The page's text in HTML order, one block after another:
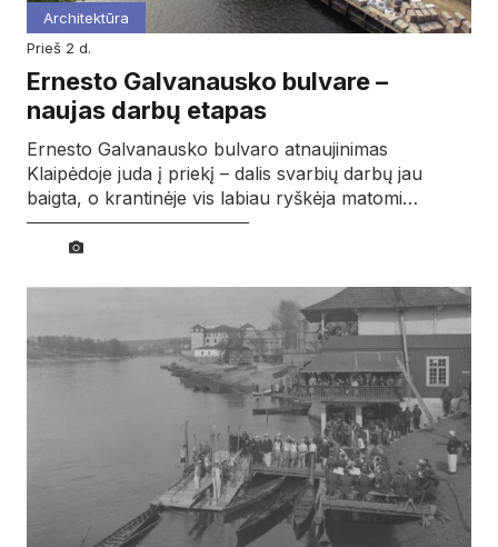
Architektūra
prieš 2 d.
Ernesto Galvanausko bulvare –
naujas darbų etapas
Ernesto Galvanausko bulvaro atnaujinimas
Klaipėdoje juda į priekį – dalis svarbių darbų jau
baigta, o krantinėje vis labiau ryškėja matomi…